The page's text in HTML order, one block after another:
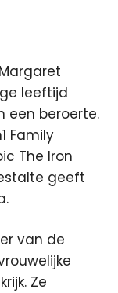
leeftijd
een beroerte.
Family
The Iron
geeft
van de
Ze